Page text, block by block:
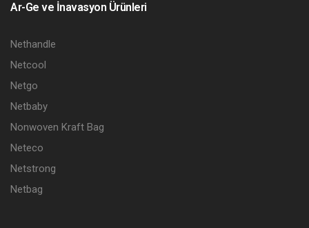
Ar-Ge ve İnavasyon Ürünleri
Nethandle
Netcool
Netgo
Netbaby
Nonwoven Kraft Bag
Neteco
Netstrong
Netbag